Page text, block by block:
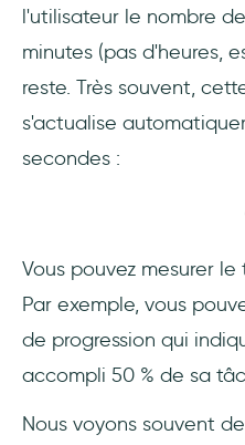
l'utilisateur le nombre
minutes (pas d'heures,
reste. Très souvent,
s'actualise
secondes :
Vous pouvez mesurer
Par exemple, vous
de progression qui
accompli 50 % de sa
Nous voyons souvent